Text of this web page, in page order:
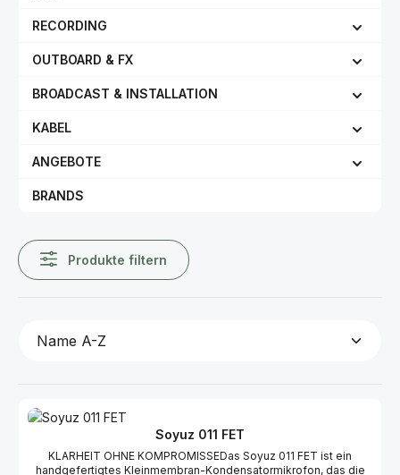
RECORDING
OUTBOARD & FX
BROADCAST & INSTALLATION
KABEL
ANGEBOTE
BRANDS
Produkte filtern
Soyuz 011 FET
KLARHEIT OHNE KOMPROMISSEDas Soyuz 011 FET ist ein
handgefertigtes Kleinmembran-Kondensatormikrofon, das die